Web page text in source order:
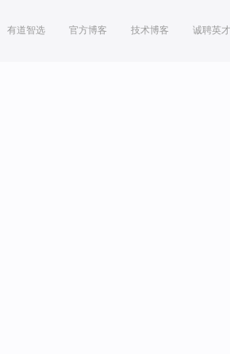
有道智选 官方博客 技术博客 诚聘英才